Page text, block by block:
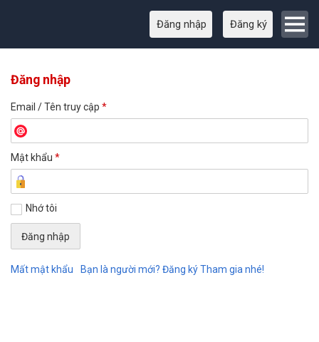
Đăng nhập Đăng ký
Đăng nhập
Email / Tên truy cập *
Mật khẩu *
Nhớ tôi
Mất mật khẩu Bạn là người mới? Đăng ký Tham gia nhé!